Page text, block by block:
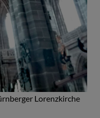
Lorenzkirche